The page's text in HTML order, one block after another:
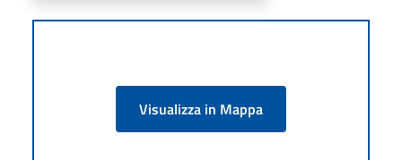
Visualizza in Mappa